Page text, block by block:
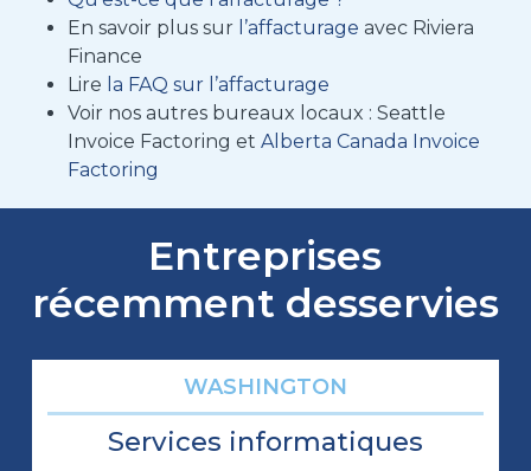
En savoir plus sur l’affacturage avec Riviera
Finance
Lire la FAQ sur l’affacturage
Voir nos autres bureaux locaux : Seattle
Invoice Factoring et Alberta Canada Invoice
Factoring
Entreprises
récemment desservies
WASHINGTON
Services informatiques